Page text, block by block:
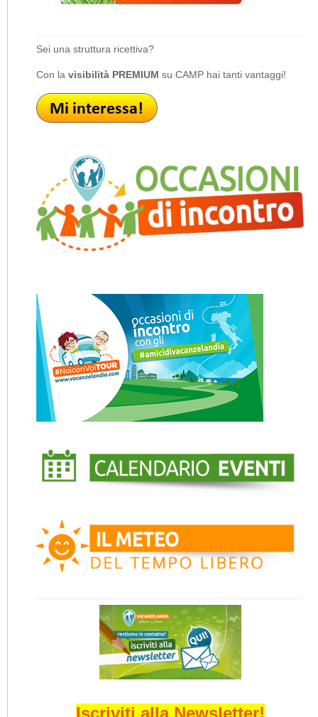
Sei una struttura ricettiva?
Con la visibilità PREMIUM su CAMP hai tanti vantaggi!
Iscriviti alla Newsletter!